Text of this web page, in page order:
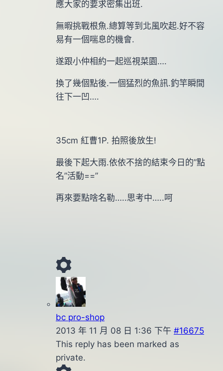
應大家的要求密集出班.
無暇挑戰根魚.總算等到北風吹起.好不容
易有一個喘息的機會.
遂跟小仲相約一起巡視菜園….
換了幾個點後.一個猛烈的魚訊.釣竿瞬間
往下一凹….
35cm 紅曹1P. 拍照後放生!
最後下起大雨.依依不捨的結束今日的”點
名”活動==”
再來要點啥名勒…..思考中…..呵
bc pro-shop
2013 年 11 月 08 日 1:36 下午 #16675
This reply has been marked as
private.